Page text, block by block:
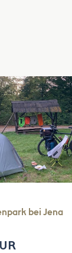
bei Jena